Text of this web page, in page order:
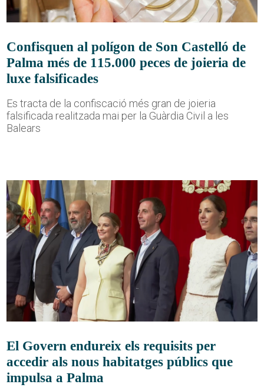
Confisquen al polígon de Son Castelló de
Palma més de 115.000 peces de joieria de
luxe falsificades
Es tracta de la confiscació més gran de joieria
falsificada realitzada mai per la Guàrdia Civil a les
Balears
El Govern endureix els requisits per
accedir als nous habitatges públics que
impulsa a Palma